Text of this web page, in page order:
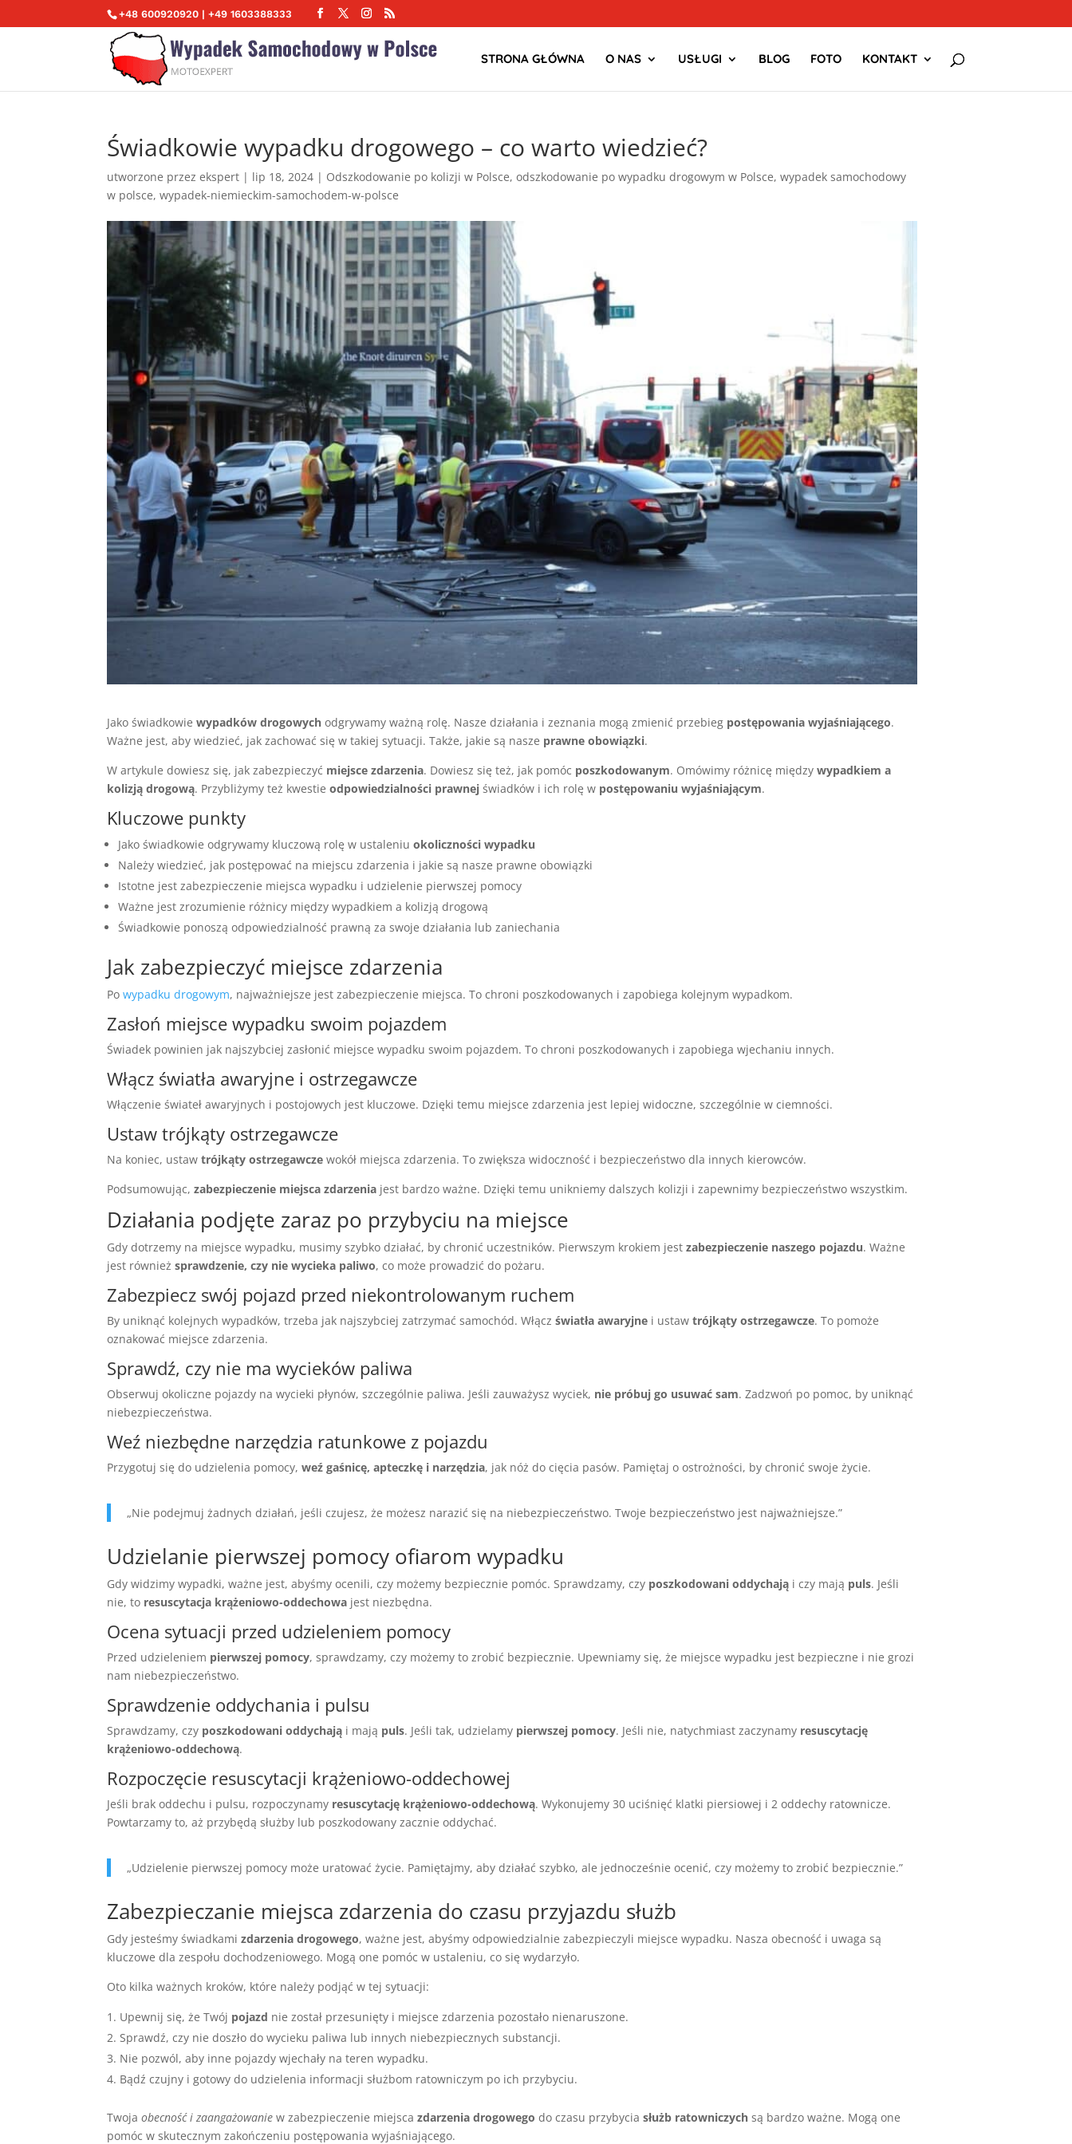
+48 600920920 | +49 1603388333
STRONA GŁÓWNA O NAS USŁUGI BLOG FOTO KONTAKT
Świadkowie wypadku drogowego – co warto wiedzieć?
utworzone przezekspert | lip 18, 2024 | Odszkodowanie po kolizji w Polsce,odszkodowanie po wypadku drogowym w Polsce,wypadek samochodowy
w polsce,wypadek-niemieckim-samochodem-w-polsce
Jako świadkowiewypadków drogowych odgrywamy ważną rolę. Nasze działania i zeznania mogą zmienić przebieg postępowania wyjaśniającego.
Ważne jest, aby wiedzieć, jak zachować się w takiej sytuacji. Także, jakie są nasze prawne obowiązki.
W artykule dowiesz się, jak zabezpieczyć miejsce zdarzenia. Dowiesz się też, jak pomóc poszkodowanym. Omówimy różnicę międzywypadkiem a
kolizją drogową. Przybliżymy też kwestieodpowiedzialności prawnej świadków i ich rolę w postępowaniu wyjaśniającym.
Kluczowe punkty
Jako świadkowie odgrywamy kluczową rolę w ustaleniuokoliczności wypadku
Należy wiedzieć, jak postępować na miejscu zdarzenia i jakie są nasze prawne obowiązki
Istotne jest zabezpieczenie miejsca wypadku i udzielenie pierwszej pomocy
Ważne jest zrozumienie różnicy między wypadkiem a kolizją drogową
Świadkowie ponoszą odpowiedzialność prawną za swoje działania lub zaniechania
Jak zabezpieczyć miejsce zdarzenia
Powypadku drogowym, najważniejsze jest zabezpieczenie miejsca. To chroni poszkodowanych i zapobiega kolejnym wypadkom.
Zasłoń miejsce wypadku swoim pojazdem
Świadek powinien jak najszybciej zasłonić miejsce wypadku swoim pojazdem. To chroni poszkodowanych i zapobiega wjechaniu innych.
Włącz światła awaryjne i ostrzegawcze
Włączenie świateł awaryjnych i postojowych jest kluczowe. Dzięki temu miejsce zdarzenia jest lepiej widoczne, szczególnie w ciemności.
Ustaw trójkąty ostrzegawcze
Na koniec, ustawtrójkąty ostrzegawcze wokół miejsca zdarzenia. To zwiększa widoczność i bezpieczeństwo dla innych kierowców.
Podsumowując,zabezpieczenie miejsca zdarzenia jest bardzo ważne. Dzięki temu unikniemy dalszych kolizji i zapewnimy bezpieczeństwo wszystkim.
Działania podjęte zaraz po przybyciu na miejsce
Gdy dotrzemy na miejsce wypadku, musimy szybko działać, by chronić uczestników. Pierwszym krokiem jestzabezpieczenie naszego pojazdu. Ważne
jest równieżsprawdzenie, czy nie wycieka paliwo, co może prowadzić do pożaru.
Zabezpiecz swój pojazd przed niekontrolowanym ruchem
By uniknąć kolejnych wypadków, trzeba jak najszybciej zatrzymać samochód. Włączświatła awaryjne i ustawtrójkąty ostrzegawcze. To pomoże
oznakować miejsce zdarzenia.
Sprawdź, czy nie ma wycieków paliwa
Obserwuj okoliczne pojazdy na wycieki płynów, szczególnie paliwa. Jeśli zauważysz wyciek, nie próbuj go usuwać sam. Zadzwoń po pomoc, by uniknąć
niebezpieczeństwa.
Weź niezbędne narzędzia ratunkowe z pojazdu
Przygotuj się do udzielenia pomocy,weź gaśnicę, apteczkę i narzędzia, jak nóż do cięcia pasów. Pamiętaj o ostrożności, by chronić swoje życie.
„Nie podejmuj żadnych działań, jeśli czujesz, że możesz narazić się na niebezpieczeństwo. Twoje bezpieczeństwo jest najważniejsze.”
Udzielanie pierwszej pomocy ofiarom wypadku
Gdy widzimy wypadki, ważne jest, abyśmy ocenili, czy możemy bezpiecznie pomóc. Sprawdzamy, czy poszkodowani oddychają i czy mają puls. Jeśli
nie, to resuscytacja krążeniowo-oddechowa jest niezbędna.
Ocena sytuacji przed udzieleniem pomocy
Przed udzieleniem pierwszej pomocy, sprawdzamy, czy możemy to zrobić bezpiecznie. Upewniamy się, że miejsce wypadku jest bezpieczne i nie grozi
nam niebezpieczeństwo.
Sprawdzenie oddychania i pulsu
Sprawdzamy, czy poszkodowani oddychają i mają puls. Jeśli tak, udzielamy pierwszej pomocy. Jeśli nie, natychmiast zaczynamy resuscytację
krążeniowo-oddechową.
Rozpoczęcie resuscytacji krążeniowo-oddechowej
Jeśli brak oddechu i pulsu, rozpoczynamy resuscytację krążeniowo-oddechową. Wykonujemy 30 uciśnięć klatki piersiowej i 2 oddechy ratownicze.
Powtarzamy to, aż przybędą służby lub poszkodowany zacznie oddychać.
„Udzielenie pierwszej pomocy może uratować życie. Pamiętajmy, aby działać szybko, ale jednocześnie ocenić, czy możemy to zrobić bezpiecznie.”
Zabezpieczanie miejsca zdarzenia do czasu przyjazdu służb
Gdy jesteśmy świadkamizdarzenia drogowego, ważne jest, abyśmy odpowiedzialnie zabezpieczyli miejsce wypadku. Nasza obecność i uwaga są
kluczowe dla zespołu dochodzeniowego. Mogą one pomóc w ustaleniu, co się wydarzyło.
Oto kilka ważnych kroków, które należy podjąć w tej sytuacji:
Upewnij się, że Twój pojazd nie został przesunięty i miejsce zdarzenia pozostało nienaruszone.
Sprawdź, czy nie doszło do wycieku paliwa lub innych niebezpiecznych substancji.
Nie pozwól, aby inne pojazdy wjechały na teren wypadku.
Bądź czujny i gotowy do udzielenia informacji służbom ratowniczym po ich przybyciu.
Twojaobecność i zaangażowanie w zabezpieczenie miejscazdarzenia drogowego do czasu przybyciasłużb ratowniczych są bardzo ważne. Mogą one
pomóc w skutecznym zakończeniu postępowania wyjaśniającego.